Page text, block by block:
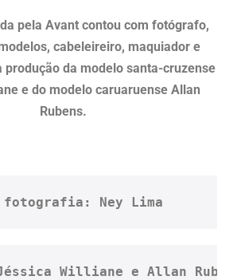
pela Avant contou com fotógrafo,
cabeleireiro, maquiador e
produção da modelo santa-cruzense
e do modelo caruaruense Allan
Rubens.
fotografia: Ney Lima
Williane e Allan